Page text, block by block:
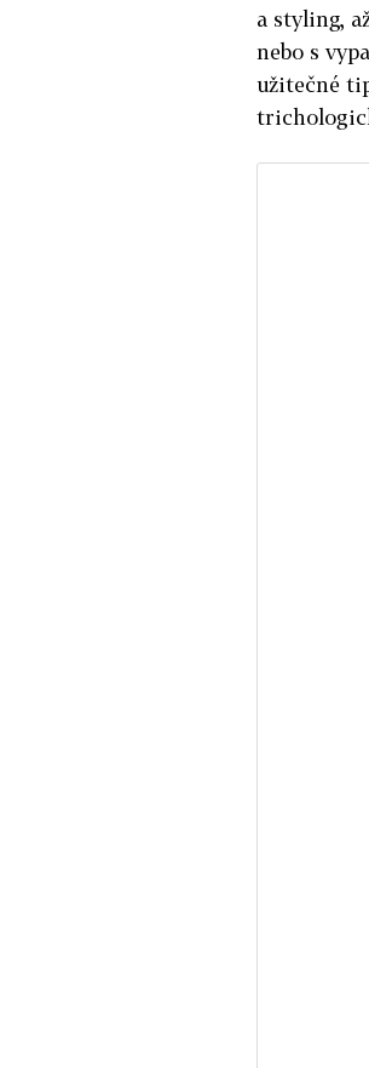
a styling,
nebo s
užitečné